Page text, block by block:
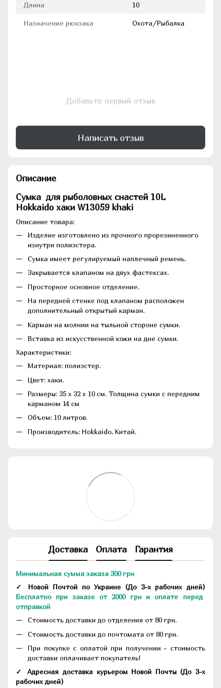
Длина 10
Назначение рюкзака Охота/Рыбалка
Добавьте первый отзыв
Написать отзыв
Описание
Сумка для рыболовных снастей 10L
Hokkaido хаки W13059 khaki
Описание товара:
Изделие изготовлено из прочного прорезиненного
изнутри полиэстера.
Сумка имеет регулируемый наплечный ремень.
Закрывается клапаном на двух фастексах.
Просторное основное отделение.
На передней стенке под клапаном расположен
дополнительный открытый карман.
Карман на молнии на тыльной стороне сумки.
Вставка из искусственной кожи на дне сумки.
Характеристики:
Материал: полиэстер.
Цвет: хаки.
Размеры: 35 х 32 х 10 см. Толщина сумки с передним
карманом 14 см
Объем: 10 литров.
Производитель: Hokkaido, Китай.
Доставка Оплата Гарантия
Минимальная сумма заказа 300 грн
✓ Новой Почтой по Украине (До 3-х рабочих дней)
Бесплатно при заказе от 2000 грн и оплате перед
отправкой
Стоимость доставки до отделения от 80 грн.
Стоимость доставки до почтомата от 80 грн.
При покупке с оплатой при получении - стоимость
доставки оплачивает покупатель!
✓ Адресная доставка курьером Новой Почты (До 3-х
рабочих дней)